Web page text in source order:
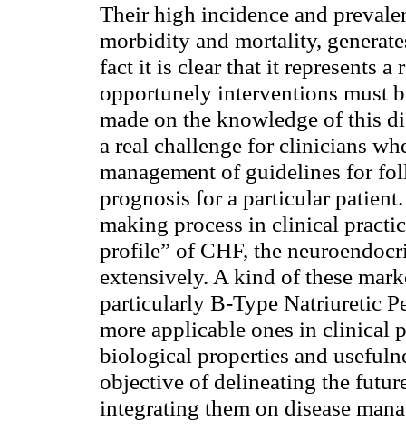
Their high incidence and
morbidity and mortality,
fact it is clear that it represents
opportunely interventions must
made on the knowledge of this
a real challenge for clinicians
management of guidelines for
prognosis for a particular
making process in clinical
profile” of CHF, the
extensively. A kind of these
particularly B-Type Natriuretic
more applicable ones in clinical
biological properties and
objective of delineating the
integrating them on disease